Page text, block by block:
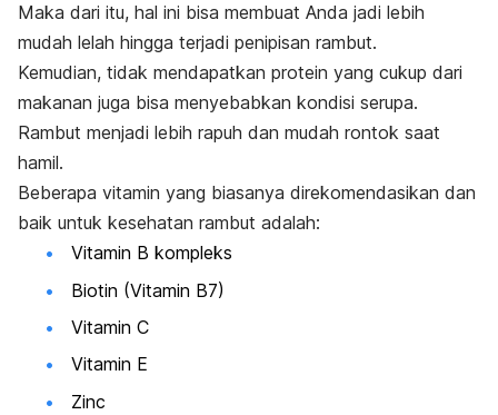
Maka dari itu, hal ini bisa membuat Anda jadi lebih
mudah lelah hingga terjadi penipisan rambut.
Kemudian, tidak mendapatkan protein yang cukup dari
makanan juga bisa menyebabkan kondisi serupa.
Rambut menjadi lebih rapuh dan mudah rontok saat
hamil.
Beberapa vitamin yang biasanya direkomendasikan dan
baik untuk kesehatan rambut adalah:
Vitamin B kompleks
Biotin (Vitamin B7)
Vitamin C
Vitamin E
Zinc